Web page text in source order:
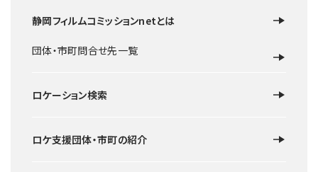
静岡フィルムコミッションnetとは
団体・市町問合せ先一覧
ロケーション検索
ロケ支援団体・市町の紹介
公園 東伊豆町
稲取ふれあいの森